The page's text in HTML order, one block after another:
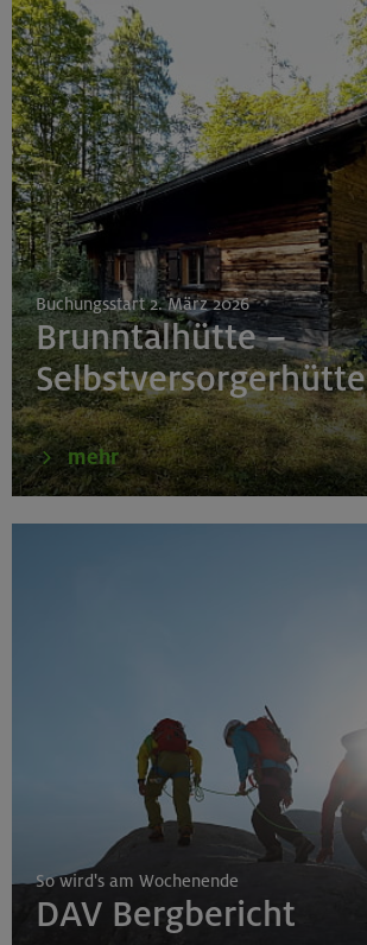
Buchungsstart 2. März 2026
Brunntalhütte –
Selbstversorgerhütte
mehr
So wird's am Wochenende
DAV Bergbericht